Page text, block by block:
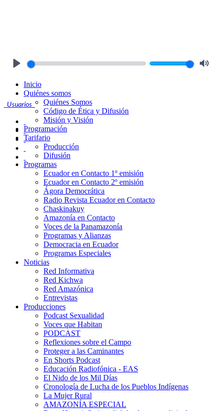
Usuarios
Inicio
Quiénes somos
Quiénes Somos
Código de Ética y Difusión
Misión y Visión
Programación
Tarifario
Producción
Difusión
Programas
Ecuador en Contacto 1º emisión
Ecuador en Contacto 2º emisión
Ágora Democrática
Radio Revista Ecuador en Contacto
Chaskinakuy
Amazonía en Contacto
Voces de la Panamazonía
Programas y Alianzas
Democracia en Ecuador
Programas Especiales
Noticias
Red Informativa
Red Kichwa
Red Amazónica
Entrevistas
Producciones
Podcast Sexualidad
Voces que Habitan
PODCAST
Reflexiones sobre el Campo
Proteger a las Caminantes
En Shorts Podcast
Educación Radiofónica - EAS
El Nido de los Mil Días
Cronología de Lucha de los Pueblos Indígenas
La Mujer Rural
AMAZONÍA ESPECIAL